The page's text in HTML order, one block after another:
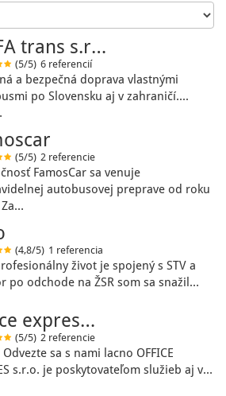
trans s.r…
(5/5) 6 referencií
a bezpečná doprava vlastnými
po Slovensku aj v zahraničí....
(5/5) 2 referencie
FamosCar sa venuje
autobusovej preprave od roku
Za…
(4,8/5) 1 referencia
život je spojený s STV a
po odchode na ŽSR som sa snažil…
expres…
(5/5) 2 referencie
Odvezte sa s nami lacno OFFICE
s.r.o. je poskytovateľom služieb aj v…